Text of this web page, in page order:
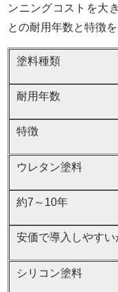
ンニングコストを大
との耐用年数と特徴
塗料種類
耐用年数
特徴
ウレタン塗料
約7～10年
安価で導入しやすい
シリコン塗料